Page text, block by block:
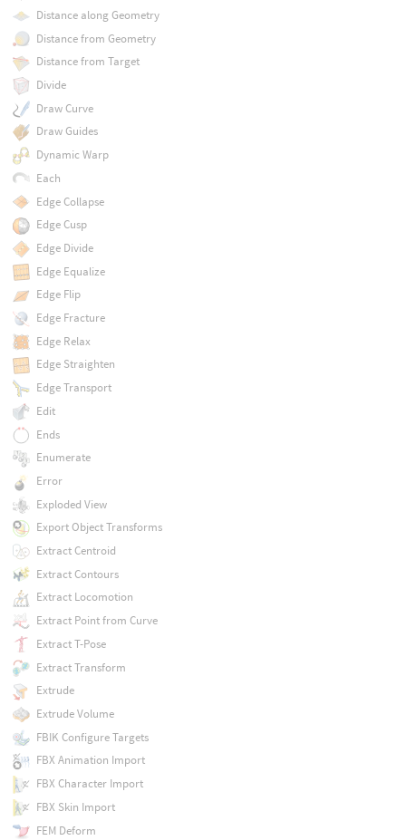
Distance along Geometry
Distance from Geometry
Distance from Target
Divide
Draw Curve
Draw Guides
Dynamic Warp
Each
Edge Collapse
Edge Cusp
Edge Divide
Edge Equalize
Edge Flip
Edge Fracture
Edge Relax
Edge Straighten
Edge Transport
Edit
Ends
Enumerate
Error
Exploded View
Export Object Transforms
Extract Centroid
Extract Contours
Extract Locomotion
Extract Point from Curve
Extract T-Pose
Extract Transform
Extrude
Extrude Volume
FBIK Configure Targets
FBX Animation Import
FBX Character Import
FBX Skin Import
FEM Deform